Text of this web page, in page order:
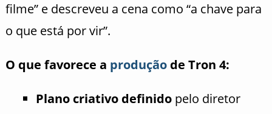
filme” e descreveu a cena como “a chave para
o que está por vir”.
O que favorece a produçãode Tron 4:
Plano criativo definidopelo diretor